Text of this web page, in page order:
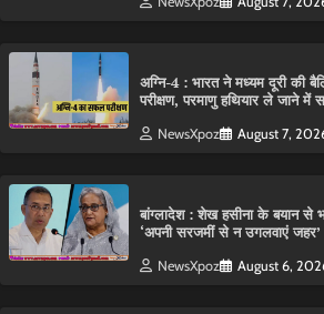
अग्नि-4 : भारत ने मध्यम दूरी की
परीक्षण, परमाणु हथियार ले जाने में
NewsXpoz August 7,
बांग्लादेश : शेख हसीना के बयान से
‘अपनी सरजमीं से न उगलवाएं जहर’
NewsXpoz August 6,